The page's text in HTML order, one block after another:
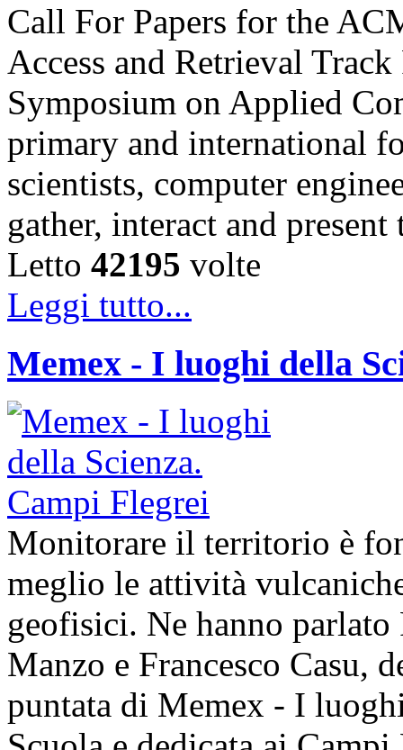
Call For Papers for the
Access and Retrieval
Symposium on Applied
primary and international
scientists, computer
gather, interact and
Letto 42195 volte
Leggi tutto...
Memex - I luoghi della
Monitorare il territorio è
meglio le attività
geofisici. Ne hanno
Manzo e Francesco Casu,
puntata di Memex - I